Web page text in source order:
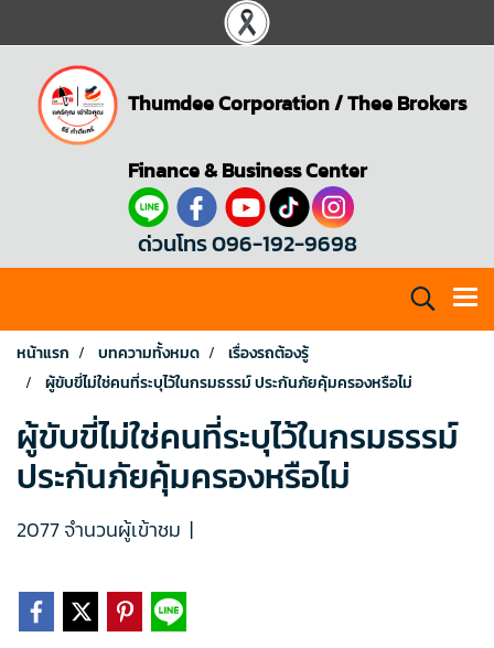
Thumdee Corporation/Thee Brokers
Finance & Business Center
ด่วนโทร 096-192-9698
หน้าแรก บทความทั้งหมด
เรื่องรถต้องรู้
ผู้ขับขี่ไม่ใช่คนที่ระบุไว้ในกรมธรรม์ ประกันภัยคุ้มครองหรือไม่
ผู้ขับขี่ไม่ใช่คนที่ระบุไว้ในกรมธรรม์
ประกันภัยคุ้มครองหรือไม่
2077 จำนวนผู้เข้าชม |